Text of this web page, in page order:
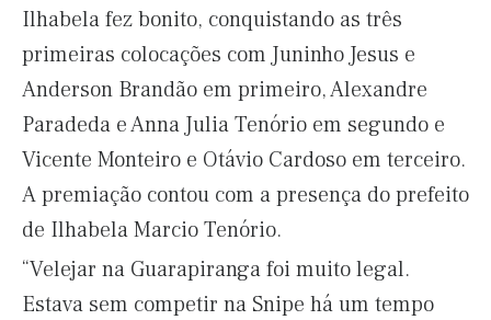
Ilhabela fez bonito, conquistando as três
primeiras colocações com Juninho Jesus e
Anderson Brandão em primeiro, Alexandre
Paradeda e Anna Julia Tenório em segundo e
Vicente Monteiro e Otávio Cardoso em terceiro.
A premiação contou com a presença do prefeito
de Ilhabela Marcio Tenório.
“Velejar na Guarapiranga foi muito legal.
Estava sem competir na Snipe há um tempo